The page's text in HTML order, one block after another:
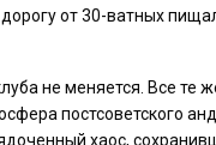
от 30-ватных
не меняется. Все те
постсоветского
хаос,